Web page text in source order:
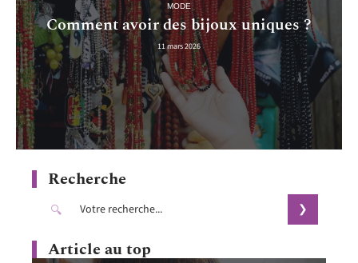
MODE
Comment avoir des bijoux uniques ?
11 mars 2026
Recherche
Article au top